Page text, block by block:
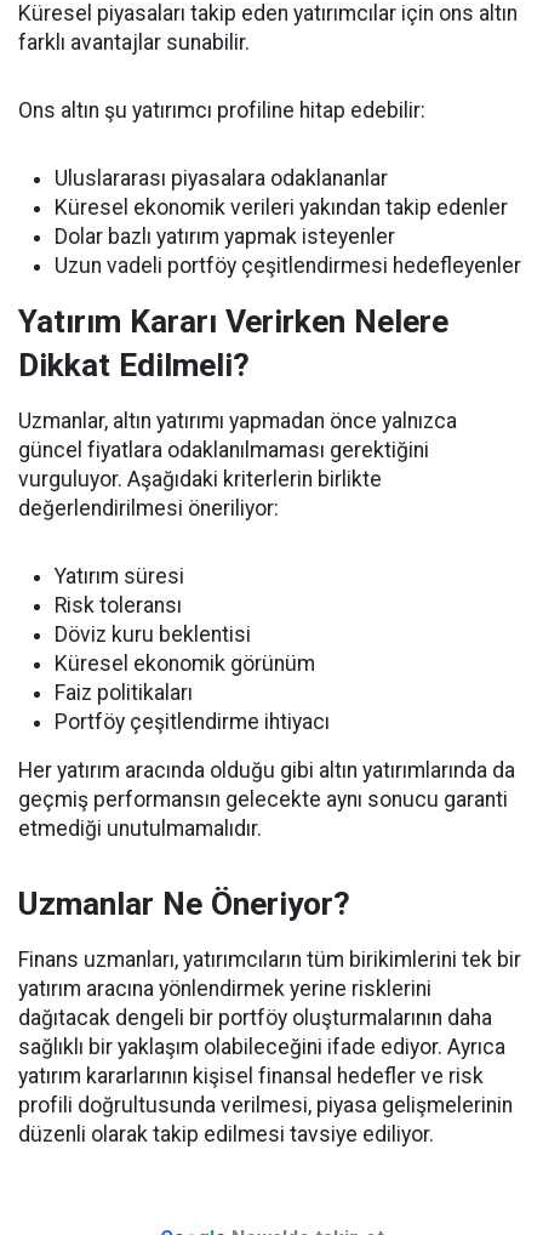
Küresel piyasaları takip eden yatırımcılar için ons altın
farklı avantajlar sunabilir.
Ons altın şu yatırımcı profiline hitap edebilir:
Uluslararası piyasalara odaklananlar
Küresel ekonomik verileri yakından takip edenler
Dolar bazlı yatırım yapmak isteyenler
Uzun vadeli portföy çeşitlendirmesi hedefleyenler
Yatırım Kararı Verirken Nelere
Dikkat Edilmeli?
Uzmanlar, altın yatırımı yapmadan önce yalnızca
güncel fiyatlara odaklanılmaması gerektiğini
vurguluyor. Aşağıdaki kriterlerin birlikte
değerlendirilmesi öneriliyor:
Yatırım süresi
Risk toleransı
Döviz kuru beklentisi
Küresel ekonomik görünüm
Faiz politikaları
Portföy çeşitlendirme ihtiyacı
Her yatırım aracında olduğu gibi altın yatırımlarında da
geçmiş performansın gelecekte aynı sonucu garanti
etmediği unutulmamalıdır.
Uzmanlar Ne Öneriyor?
Finans uzmanları, yatırımcıların tüm birikimlerini tek bir
yatırım aracına yönlendirmek yerine risklerini
dağıtacak dengeli bir portföy oluşturmalarının daha
sağlıklı bir yaklaşım olabileceğini ifade ediyor. Ayrıca
yatırım kararlarının kişisel finansal hedefler ve risk
profili doğrultusunda verilmesi, piyasa gelişmelerinin
düzenli olarak takip edilmesi tavsiye ediliyor.